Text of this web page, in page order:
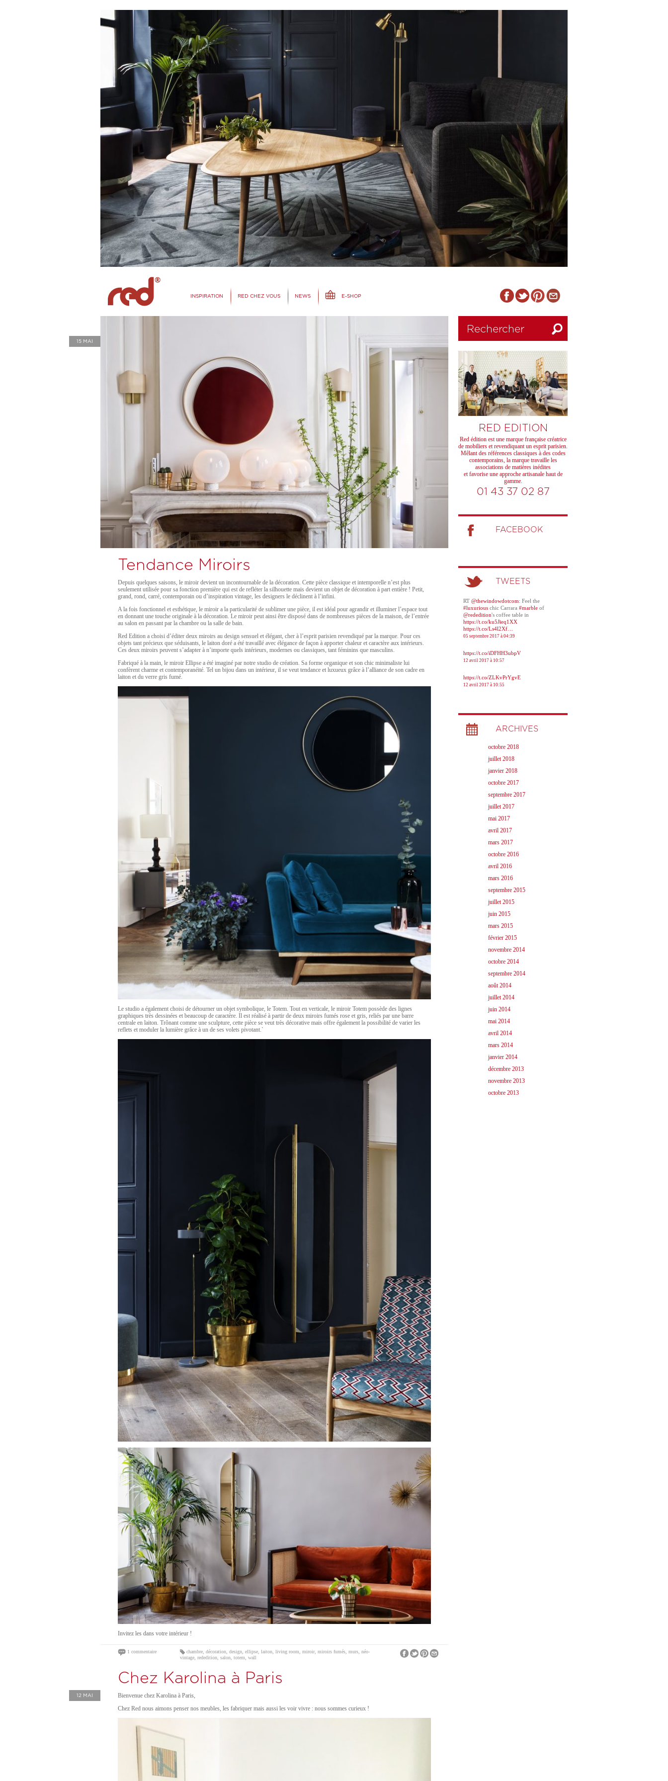
INSPIRATION RED CHEZ VOUS NEWS E-SHOP
15 MAI
Tendance Miroirs
Depuis quelques saisons, le miroir devient un incontournable de la décoration. Cette pièce classique et intemporelle n’est plus
seulement utilisée pour sa fonction première qui est de refléter la silhouette mais devient un objet de décoration à part entière ! Petit,
grand, rond, carré, contemporain ou d’inspiration vintage, les designers le déclinent à l’infini.
A la fois fonctionnel et esthétique, le miroir a la particularité de sublimer une pièce, il est idéal pour agrandir et illuminer l’espace tout
en donnant une touche originale à la décoration. Le miroir peut ainsi être disposé dans de nombreuses pièces de la maison, de l’entrée
au salon en passant par la chambre ou la salle de bain.
Red Edition a choisi d’éditer deux miroirs au design sensuel et élégant, cher à l’esprit parisien revendiqué par la marque. Pour ces
objets tant précieux que séduisants, le laiton doré a été travaillé avec élégance de façon à apporter chaleur et caractère aux intérieurs.
Ces deux miroirs peuvent s’adapter à n’importe quels intérieurs, modernes ou classiques, tant féminins que masculins.
Fabriqué à la main, le miroir Ellipse a été imaginé par notre studio de création. Sa forme organique et son chic minimaliste lui
confèrent charme et contemporanéité. Tel un bijou dans un intérieur, il se veut tendance et luxueux grâce à l’alliance de son cadre en
laiton et du verre gris fumé.
Le studio a également choisi de détourner un objet symbolique, le Totem. Tout en verticale, le miroir Totem possède des lignes
graphiques très dessinées et beaucoup de caractère. Il est réalisé à partir de deux miroirs fumés rose et gris, reliés par une barre
centrale en laiton. Trônant comme une sculpture, cette pièce se veut très décorative mais offre également la possibilité de varier les
reflets et moduler la lumière grâce à un de ses volets pivotant.`
Invitez les dans votre intérieur !
1 commentaire chambre décoration design ellipse laiton living room miroir, miroirs fumés murs néo-
vintage rededition salon totem wall
12 MAI
Chez Karolina à Paris
Bienvenue chez Karolina à Paris,
Chez Red nous aimons penser nos meubles, les fabriquer mais aussi les voir vivre : nous sommes curieux !
RED EDITION
Red édition est une marque française créatrice
de mobiliers et revendiquant un esprit parisien.
Mêlant des références classiques à des codes
contemporains, la marque travaille les
associations de matières inédites
et favorise une approche artisanale haut de
gamme.
01 43 37 02 87
FACEBOOK
TWEETS
RT @thewindowdotcom: Feel the
#luxurious chic Carrara #marble of
@rededition's coffee table in
https://t.co/ku5Jieq1XX
https://t.co/Ls4l2Xf…
05 septembre 2017 à 04:39
https://t.co/iDFHH3ubpV
12 avril 2017 à 10:57
https://t.co/ZLKvPrYgvE
12 avril 2017 à 10:55
ARCHIVES
octobre 2018
juillet 2018
janvier 2018
octobre 2017
septembre 2017
juillet 2017
mai 2017
avril 2017
mars 2017
octobre 2016
avril 2016
mars 2016
septembre 2015
juillet 2015
juin 2015
mars 2015
février 2015
novembre 2014
octobre 2014
septembre 2014
août 2014
juillet 2014
juin 2014
mai 2014
avril 2014
mars 2014
janvier 2014
décembre 2013
novembre 2013
octobre 2013